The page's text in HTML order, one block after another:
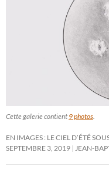
Cette galerie contient 9 photos.
EN IMAGES : LE CIEL D’ÉTÉ
SEPTEMBRE 3, 2019 JEAN-